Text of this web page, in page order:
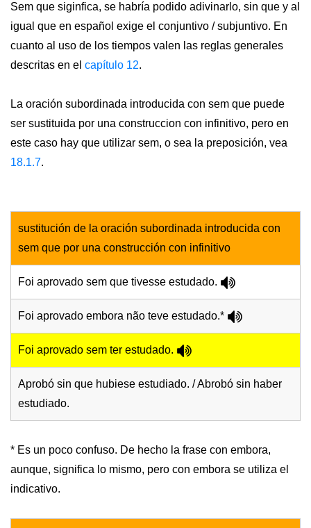
Sem que siginfica, se habría podido adivinarlo, sin que y al
igual que en español exige el conjuntivo / subjuntivo. En
cuanto al uso de los tiempos valen las reglas generales
descritas en el capítulo 12.
La oración subordinada introducida con sem que puede
ser sustituida por una construccion con infinitivo, pero en
este caso hay que utilizar sem, o sea la preposición, vea
18.1.7.
sustitución de la oración subordinada introducida con
sem que por una construcción con infinitivo
Foi aprovado sem que tivesse estudado.
Foi aprovado embora não teve estudado.*
Foi aprovado sem ter estudado.
Aprobó sin que hubiese estudiado. / Abrobó sin haber
estudiado.
* Es un poco confuso. De hecho la frase con embora,
aunque, significa lo mismo, pero con embora se utiliza el
indicativo.